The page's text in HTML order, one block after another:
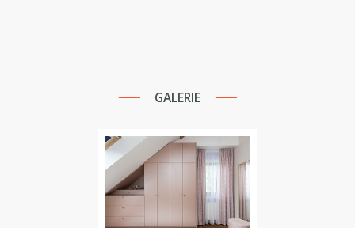
GALERIE